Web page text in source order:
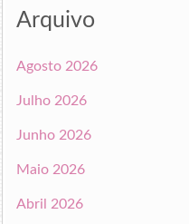
Arquivo
Agosto 2026
Julho 2026
Junho 2026
Maio 2026
Abril 2026